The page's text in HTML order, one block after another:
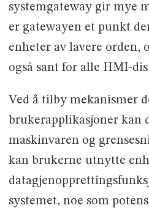
systemgateway gir mye
er gatewayen et punkt
enheter av lavere orden,
også sant for alle HMI-
Ved å tilby mekanismer
brukerapplikasjoner kan
maskinvaren og
kan brukerne utnytte
systemet, noe som